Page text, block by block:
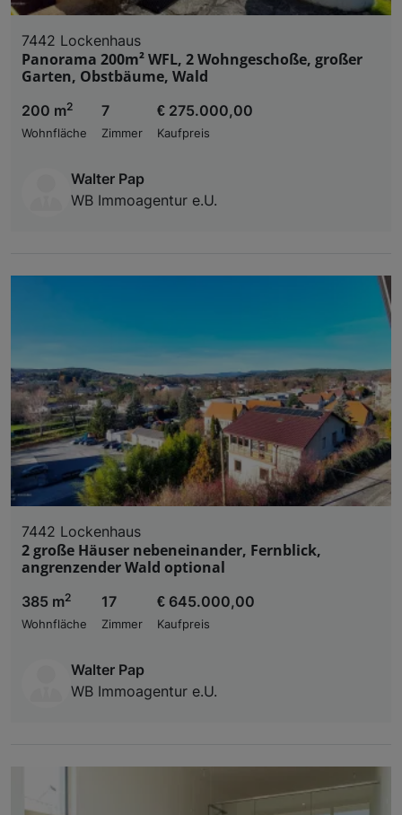
7442 Lockenhaus
Panorama 200m² WFL, 2 Wohngeschoße, großer
Garten, Obstbäume, Wald
200 m2
Wohnfläche
7
Zimmer
€ 275.000,00
Kaufpreis
Walter Pap
WB Immoagentur e.U.
7442 Lockenhaus
2 große Häuser nebeneinander, Fernblick,
angrenzender Wald optional
385 m2
Wohnfläche
17
Zimmer
€ 645.000,00
Kaufpreis
Walter Pap
WB Immoagentur e.U.